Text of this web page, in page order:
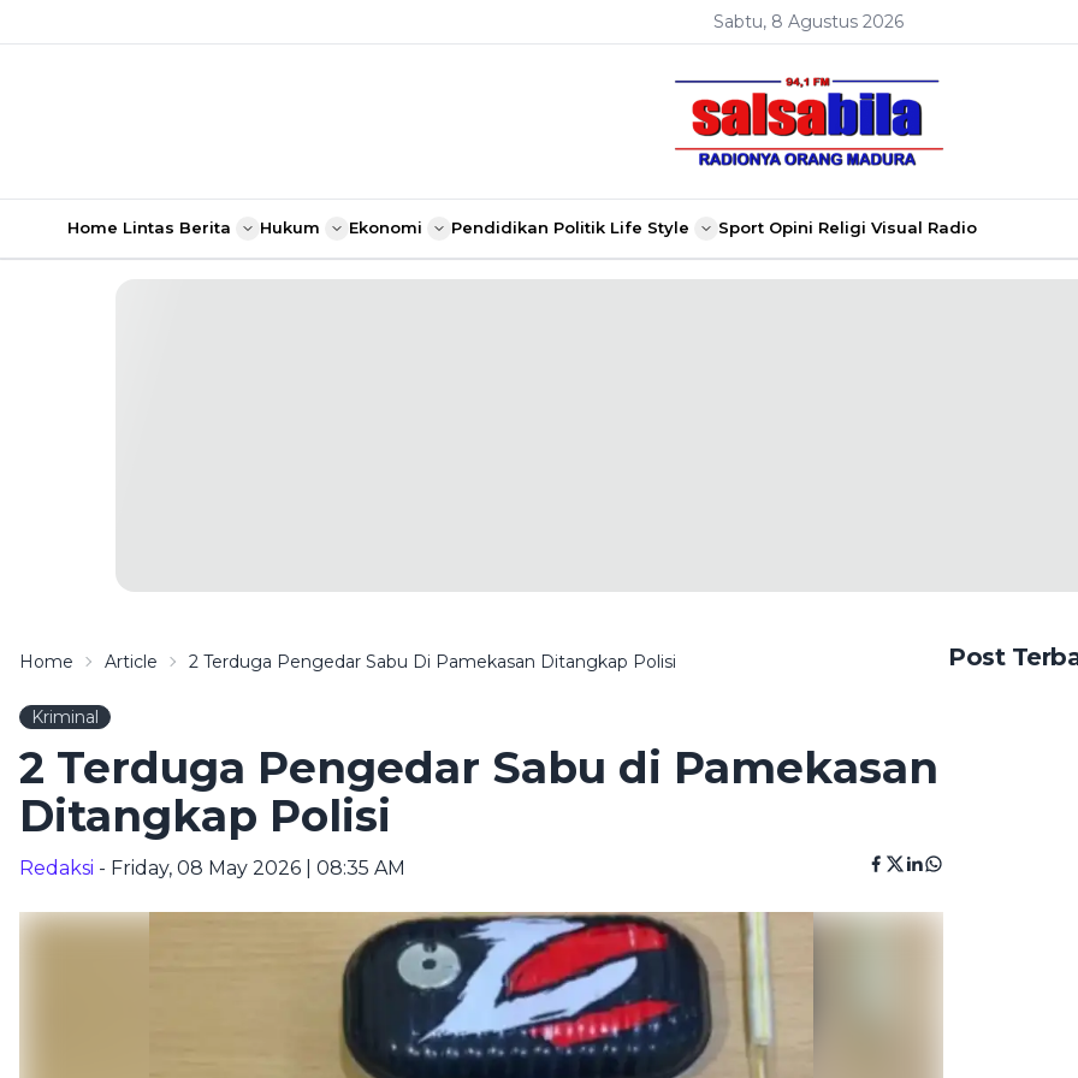
Sabtu, 8 Agustus 2026
Home Lintas Berita Hukum Ekonomi Pendidikan Politik Life Style Sport Opini Religi Visual Radio
Home Article 2 Terduga Pengedar Sabu Di Pamekasan Ditangkap Polisi
Kriminal
2 Terduga Pengedar Sabu di Pamekasan
Ditangkap Polisi
Redaksi - Friday, 08 May 2026 | 08:35 AM
Post